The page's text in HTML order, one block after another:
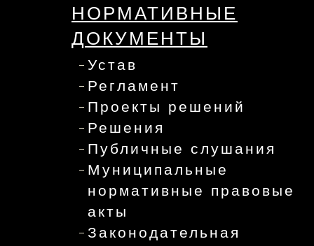
НОРМАТИВНЫЕ
ДОКУМЕНТЫ
Устав
Регламент
Проекты решений
Решения
Публичные слушания
Муниципальные
нормативные правовые
акты
Законодательная